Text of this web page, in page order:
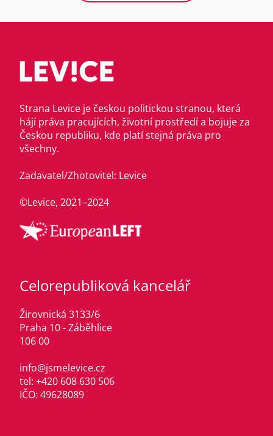
Strana Levice je českou politickou stranou, která
hájí práva pracujících, životní prostředí a bojuje za
Českou republiku, kde platí stejná práva pro
všechny.
Zadavatel/Zhotovitel: Levice
©Levice, 2021–2024
Celorepubliková kancelář
Žirovnická 3133/6
Praha 10 - Záběhlice
106 00
info@jsmelevice.cz
tel: +420 608 630 506
IČO: 49628089